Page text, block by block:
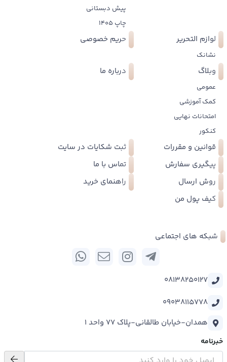
پیش دبستانی
چاپ 1405
لوازم التحریر
نشانک
حریم خصوصی
وبلاگ
عمومی
کمک آموزشی
امتحانات نهایی
کنکور
درباره ما
قوانین و مقررات
ثبت شکایات در سایت
پیگیری سفارش
تماس با ما
روش ارسال
راهنمای خرید
کیف پول من
شبکه های اجتماعی
08138250127
09038115778
همدان-خیابان طالقانی-پلاک 77 واحد 1
خبرنامه